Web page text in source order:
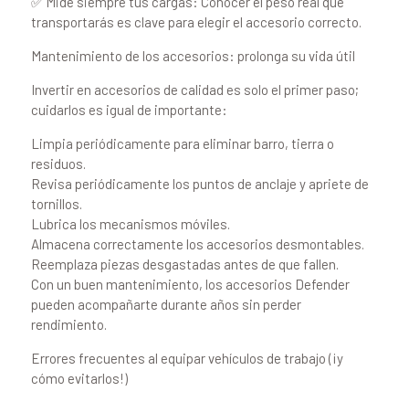
transportarás es clave para elegir el accesorio correcto.
Mantenimiento de los accesorios: prolonga su vida útil
Invertir en accesorios de calidad es solo el primer paso;
cuidarlos es igual de importante:
Limpia periódicamente para eliminar barro, tierra o
residuos.
Revisa periódicamente los puntos de anclaje y apriete de
tornillos.
Lubrica los mecanismos móviles.
Almacena correctamente los accesorios desmontables.
Reemplaza piezas desgastadas antes de que fallen.
Con un buen mantenimiento, los accesorios Defender
pueden acompañarte durante años sin perder
rendimiento.
Errores frecuentes al equipar vehículos de trabajo (¡y
cómo evitarlos!)